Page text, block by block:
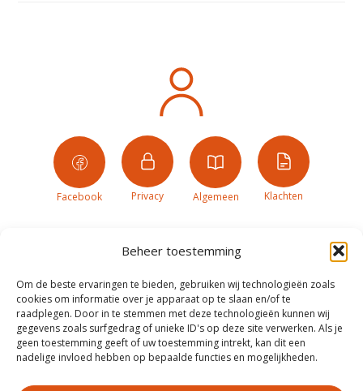
Beheer toestemming
Om de beste ervaringen te bieden, gebruiken wij technologieën zoals
cookies om informatie over je apparaat op te slaan en/of te
raadplegen. Door in te stemmen met deze technologieën kunnen wij
gegevens zoals surfgedrag of unieke ID's op deze site verwerken. Als je
geen toestemming geeft of uw toestemming intrekt, kan dit een
nadelige invloed hebben op bepaalde functies en mogelijkheden.
Facebook Privacy Algemeen Klachten